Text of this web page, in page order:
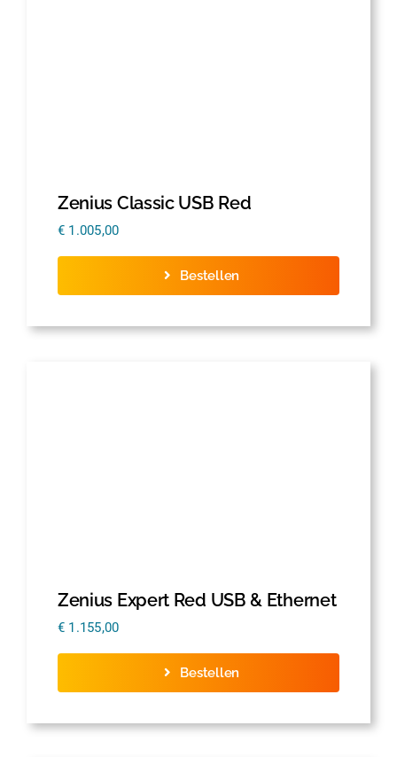
Zenius Classic USB Red
€ 1.005,00
Bestellen
Zenius Expert Red USB & Ethernet
€ 1.155,00
Bestellen